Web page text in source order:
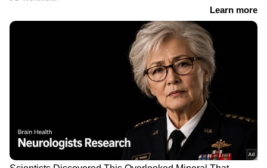
അവധിക്കാല ഓഫറുകളുമായി ഇൻഡിഗോ
ഇന്ത്യയിലെ മുൻനിര ബജറ്റ് കാരിയറായ
ഇൻഡിഗോ ആഭ്യന്തര, അന്തർദേശീയ
ഫ്ലൈറ്റുകൾക്കായി പ്രത്യേക മൂന്ന് ദിവസത്തെ
ശൈത്യകാല ഓഫറുകൾ ആരംഭിച്ചു. 2022
ഡിസംബർ 23 മുതൽ 25 വരെ നടക്കുന്ന
വിൽപ്പനയിൽ ആഭ്യന്തര വിമാനങ്ങൾക്ക് 2,023
രൂപ മുതലും അന്താരാഷ്ട്ര വിമാനങ്ങൾക്ക്